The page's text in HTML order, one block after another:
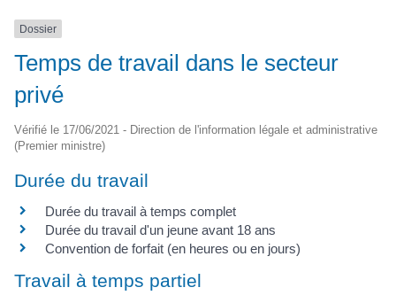
Dossier
Temps de travail dans le secteur
privé
Vérifié le 17/06/2021 - Direction de l'information légale et administrative
(Premier ministre)
Durée du travail
Durée du travail à temps complet
Durée du travail d'un jeune avant 18 ans
Convention de forfait (en heures ou en jours)
Travail à temps partiel